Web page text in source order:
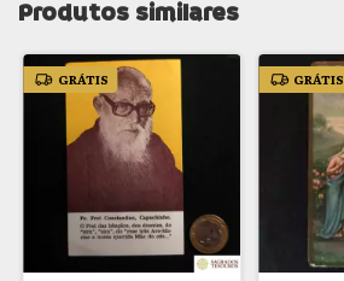
Produtos similares
GRÁTIS GRÁTIS